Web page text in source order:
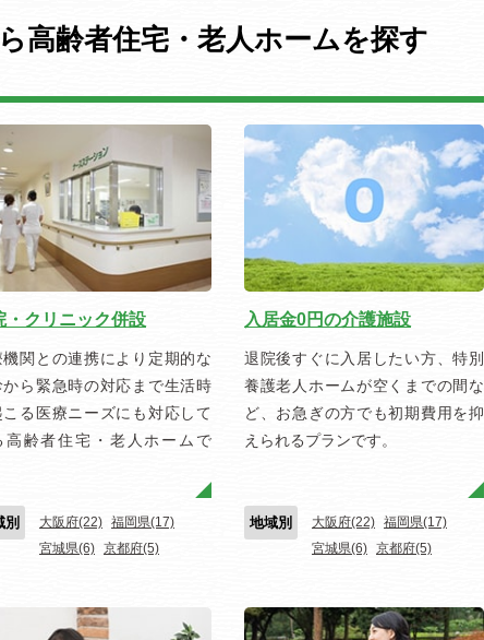
高齢者住宅・老人ホームを探す
・クリニック併設
機関との連携により定期的な
から緊急時の対応まで生活時
こる医療ニーズにも対応して
高齢者住宅・老人ホームで
別 大阪府(22) 福岡県(17)
宮城県(6) 京都府(5)
入居金0円の介護施設
退院後すぐに入居したい方、特別
養護老人ホームが空くまでの間な
ど、お急ぎの方でも初期費用を抑
えられるプランです。
地域別 大阪府(22) 福岡県(17)
宮城県(6) 京都府(5)